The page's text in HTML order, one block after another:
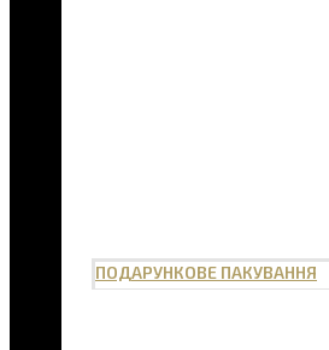
ПОДАРУНКОВЕ ПАКУВАННЯ